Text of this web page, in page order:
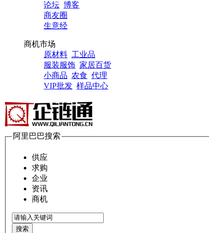
论坛 博客
商友圈
生意经
商机市场
原材料 工业品
服装服饰 家居百货
小商品 农食 代理
VIP批发 样品中心
阿里巴巴搜索
供应
求购
企业
资讯
商机
搜索